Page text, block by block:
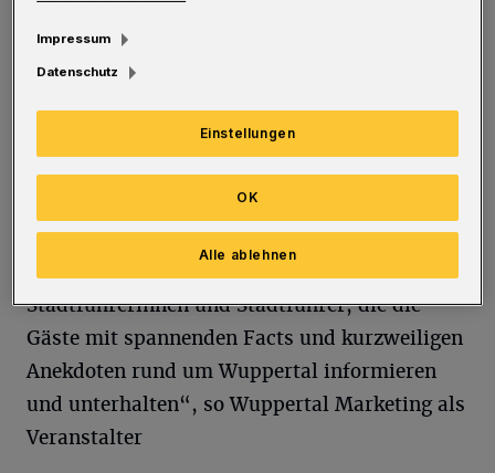
„Die Tour mit dem Oldtimerbus lädt zum Tal-
Genießen ein. Zwei Stunden fährt der Bus
durch Wuppertal und zeigt
geschichtsträchtige Orte, atemberaubende
Aussichten und den ganz besonderen und
einzigartigen Charme der bergischen
Großstadt. Mit an Bord: Kompetente
Stadtführerinnen und Stadtführer, die die
Gäste mit spannenden Facts und kurzweiligen
Anekdoten rund um Wuppertal informieren
und unterhalten“, so Wuppertal Marketing als
Veranstalter
Impressum
Datenschutz
Einstellungen
Alle ablehnen
OK